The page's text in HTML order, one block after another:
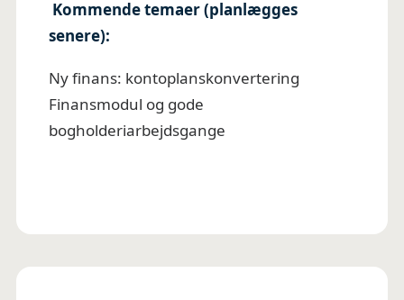
Kommende temaer (planlægges
senere):
Ny finans: kontoplanskonvertering
Finansmodul og gode
bogholderiarbejdsgange